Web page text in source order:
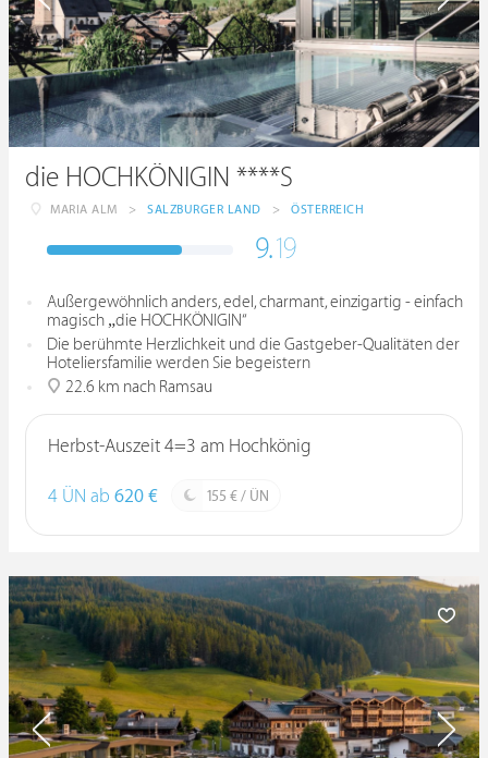
die HOCHKÖNIGIN ****S
MARIA ALM > SALZBURGER LAND > ÖSTERREICH
9.19
Außergewöhnlich anders, edel, charmant, einzigartig - einfach
magisch „die HOCHKÖNIGIN“
Die berühmte Herzlichkeit und die Gastgeber-Qualitäten der
Hoteliersfamilie werden Sie begeistern
22.6 km nach Ramsau
Herbst-Auszeit 4=3 am Hochkönig
4 ÜN ab 620 € 155 € / ÜN